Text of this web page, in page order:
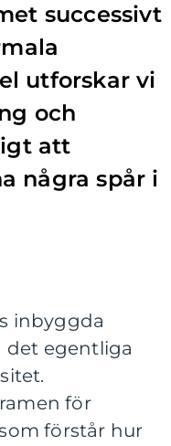
successivt
utforskar vi
och
att
några spår i
inbyggda
det egentliga
för
förstår hur